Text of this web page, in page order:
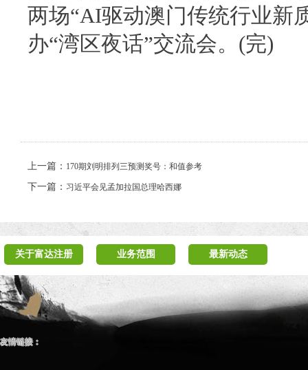
两场“AI驱动澳门传统行业新
办“湾区夜话”交流会。(完)
上一篇： 170期刘明排列三预测奖号：和值参考
下一篇： 习近平会见孟加拉国总理哈西娜
关于富达注册 业务范围 最新动态
友情链接：